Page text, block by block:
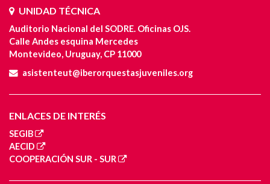
UNIDAD TÉCNICA
Auditorio Nacional del SODRE. Oficinas OJS.
Calle Andes esquina Mercedes
Montevideo, Uruguay, CP 11000
asistenteut@iberorquestasjuveniles.org
ENLACES DE INTERÉS
SEGIB
AECID
COOPERACIÓN SUR - SUR